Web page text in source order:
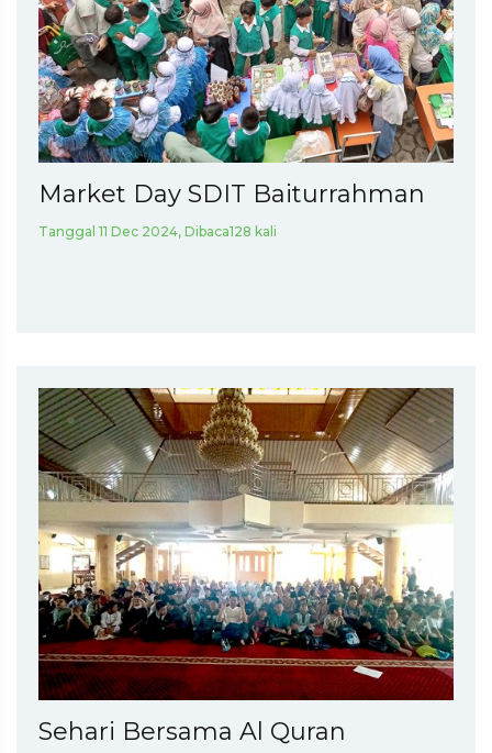
Market Day SDIT Baiturrahman
Tanggal 11 Dec 2024, Dibaca128 kali
Sehari Bersama Al Quran